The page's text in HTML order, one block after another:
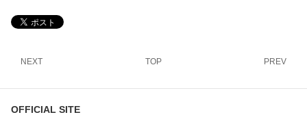
NEXT TOP PREV
OFFICIAL SITE